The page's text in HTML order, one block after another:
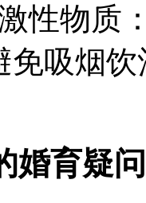
性物质
免吸烟
婚育疑问